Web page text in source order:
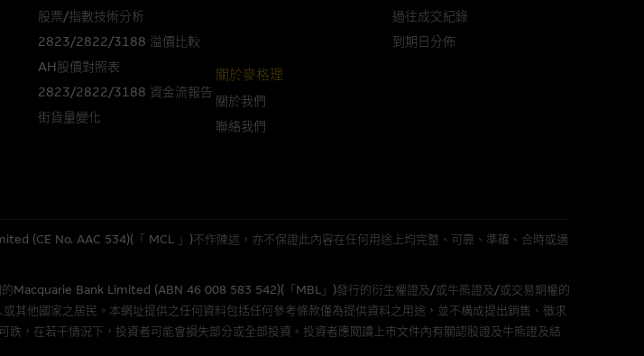
銷售任何證券、貸款或其他工具。網站內容由麥格理集團所準備的資料編製
證或預測將來表現。
高層職員、僱員或代理人不作陳述，亦不保證網站內容，或任何與本網站相
任何因任何形式(包括疏忽)由於網站內容的錯誤、失實、遺漏、或任何人士對
收回部份或全部應收款項。結構性產品價格可升可跌。過往表現並不反映未
唯一報價方。閣下應閱讀載于
www.warrants.com.hk 之上市文件以瞭解結構
見。牛熊證備有強制贖回機制可能被提早終止，届時(i) N類牛熊證投資者會
股票/指數技術分析
2823/2822/3188 溢價比較
AH股價對照表
2823/2822/3188 資金流報告
街貨量變化
過往成交紀錄
到期日分佈
關於麥格理
關於我們
聯絡我們
(CE No. AAC 534)(「 MCL 」)不作陳述，亦不保證此內容在任何用途上均完整、可靠、準確、合時或適
Macquarie Bank Limited (ABN 46 008 583 542)(「MBL」)發行的衍生權證及/或牛熊證及/或交易期權的
他國家之居民。本網址提供之任何資料包括任何參考條款僅為提供資料之用途，並不構成提出銷售、徵求
，在若干情況下，投資者可能會損失部分或全部投資。投資者應閱讀上市文件內有關認股證及牛熊證及結